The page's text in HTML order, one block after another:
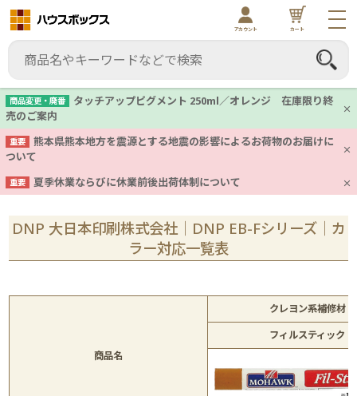
商品変更・廃番
タッチアップピグメント 250ml／オレンジ 在庫限り終
売のご案内
重要
熊本県熊本地方を震源とする地震の影響によるお荷物のお届けに
ついて
重要 夏季休業ならびに休業前後出荷体制について
アカウント カート
DNP 大日本印刷株式会社｜DNP EB-Fシリーズ｜カ
ラー対応一覧表
商品名
クレヨン系補修材
フィルスティック